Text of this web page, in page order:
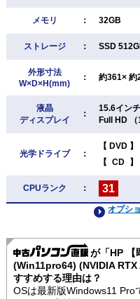
メモリ ： 32GB
ストレージ ： SSD
外形寸法
W×D×H(mm)
： 約361× 約
液晶
ディスプレイ
：
15.6イン
Full HD （
光学ドライブ ：
【 DVD 】
【 CD 】
CPUランク ： 31
オプシ
が「HP
(Win11pro64) (NVIDIA
すすめする理由は？
OSは最新版Windows11 Pro